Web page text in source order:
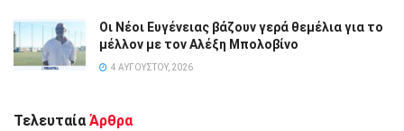
Οι Νέοι Ευγένειας βάζουν γερά θεμέλια για το
μέλλον με τον Αλέξη Μπολοβίνο
4 ΑΥΓΟΎΣΤΟΥ, 2026
Τελευταία Άρθρα